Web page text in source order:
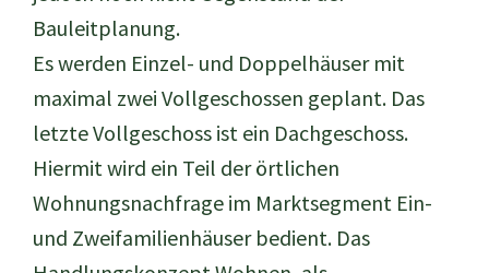
Bauleitplanung.
Es werden Einzel- und Doppelhäuser mit
maximal zwei Vollgeschossen geplant. Das
letzte Vollgeschoss ist ein Dachgeschoss.
Hiermit wird ein Teil der örtlichen
Wohnungsnachfrage im Marktsegment Ein-
und Zweifamilienhäuser bedient. Das